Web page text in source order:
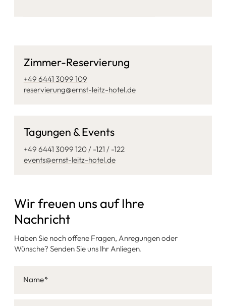
Zimmer-Reservierung
+49 6441 3099 109
reservierung@ernst-leitz-hotel.de
Tagungen & Events
+49 6441 3099 120 / -121 / -122
events@ernst-leitz-hotel.de
Wir freuen uns auf Ihre
Nachricht
Haben Sie noch offene Fragen, Anregungen oder
Wünsche? Senden Sie uns Ihr Anliegen.
Name